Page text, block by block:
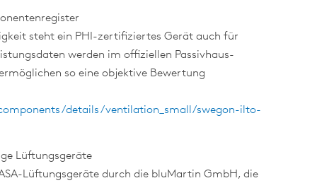
steht ein PHI-zertifiziertes Gerät auch für
werden im offiziellen Passivhaus-
so eine objektive Bewertung
details/ventilation_small/swegon-ilto-
Lüftungsgeräte
Lüftungsgeräte durch die bluMartin GmbH, die